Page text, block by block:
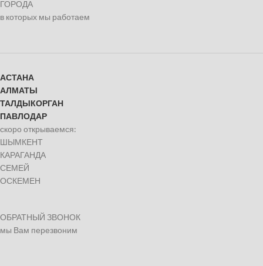
ГОРОДА
в которых мы работаем
АСТАНА
АЛМАТЫ
ТАЛДЫКОРГАН
ПАВЛОДАР
скоро открываемся:
ШЫМКЕНТ
КАРАГАНДА
СЕМЕЙ
ОСКЕМЕН
ОБРАТНЫЙ ЗВОНОК
мы Вам перезвоним